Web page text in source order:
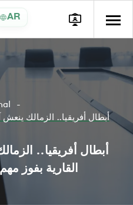
AR
أبطال أفريقيا.. الزمالك ينعش
أبطال أفريقيا..
القارية بفوز